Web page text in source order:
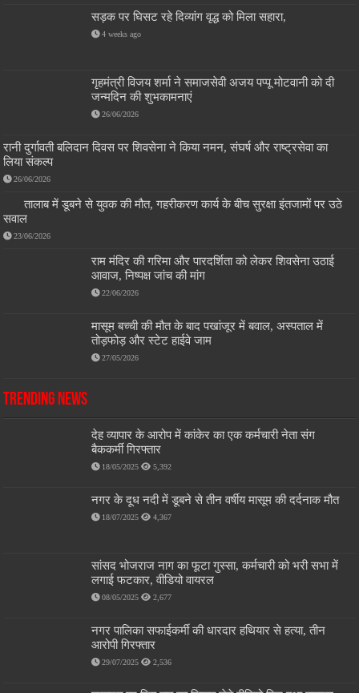
सड़क पर घिसट रहे दिव्यांग वृद्ध को मिला सहारा,
4 weeks ago
गृहमंत्री विजय शर्मा ने समाजसेवी अजय पप्पू मोटवानी को दी
जन्मदिन की शुभकामनाएं
26/06/2026
रानी दुर्गावती बलिदान दिवस पर शिवसेना ने किया नमन, संघर्ष और राष्ट्रसेवा का
लिया संकल्प
26/06/2026
तालाब में डूबने से युवक की मौत, गहरीकरण कार्य के बीच सुरक्षा इंतजामों पर उठे
सवाल
23/06/2026
राम मंदिर की गरिमा और पारदर्शिता को लेकर शिवसेना उठाई
आवाज, निष्पक्ष जांच की मांग
22/06/2026
मासूम बच्ची की मौत के बाद पखांजूर में बवाल, अस्पताल में
तोड़फोड़ और स्टेट हाईवे जाम
27/05/2026
Trending News
देह व्यापार के आरोप में कांकेर का एक कर्मचारी नेता संग
बैककर्मी गिरफ्तार
18/05/2025 5,392
नगर के दूध नदी में डूबने से तीन वर्षीय मासूम की दर्दनाक मौत
18/07/2025 4,367
सांसद भोजराज नाग का फूटा गुस्सा, कर्मचारी को भरी सभा में
लगाई फटकार, वीडियो वायरल
08/05/2025 2,677
नगर पालिका सफाईकर्मी की धारदार हथियार से हत्या, तीन
आरोपी गिरफ्तार
29/07/2025 2,536